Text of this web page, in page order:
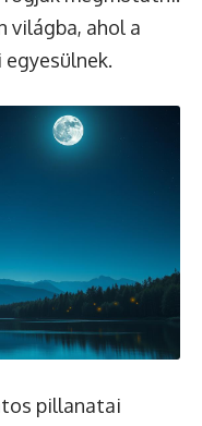
világba, ahol a
pillanatai